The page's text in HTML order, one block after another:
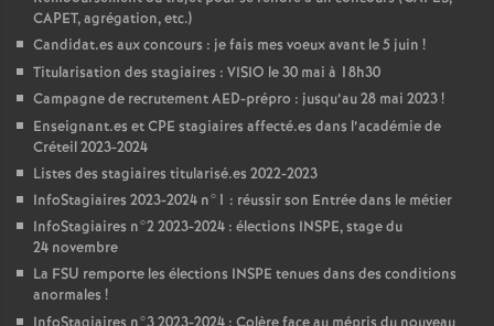
CAPET, agrégation, etc.)
Candidat.es aux concours : je fais mes voeux avant le 5 juin !
Titularisation des stagiaires : VISIO le 30 mai à 18h30
Campagne de recrutementAED-prépro : jusqu’au 28 mai 2023!
Enseignant.es etCPE stagiaires affecté.es dans l’académie de
Créteil 2023-2024
Listes des stagiaires titularisé.es 2022-2023
InfoStagiaires 2023-2024 n°1 : réussir son Entrée dans le métier
InfoStagiaires n°2 2023-2024 : élections INSPE, stage du
24 novembre
La FSU remporte les élections INSPE tenues dans des conditions
anormales !